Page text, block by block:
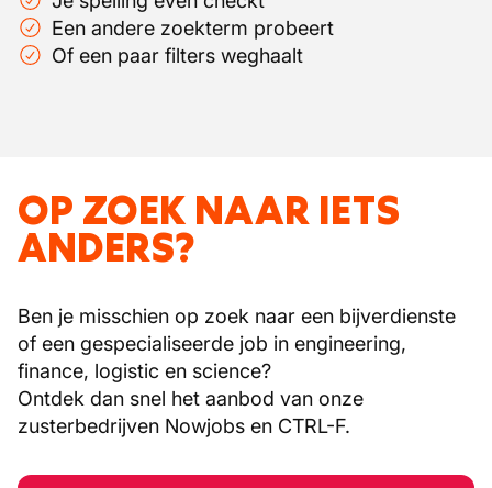
Een andere zoekterm probeert
Of een paar filters weghaalt
OP ZOEK NAAR IETS
ANDERS?
Ben je misschien op zoek naar een bijverdienste
of een gespecialiseerde job in engineering,
finance, logistic en science?
Ontdek dan snel het aanbod van onze
zusterbedrijven Nowjobs en CTRL-F.